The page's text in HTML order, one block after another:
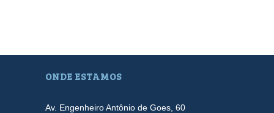
ONDE ESTAMOS
Av. Engenheiro Antônio de Goes, 60